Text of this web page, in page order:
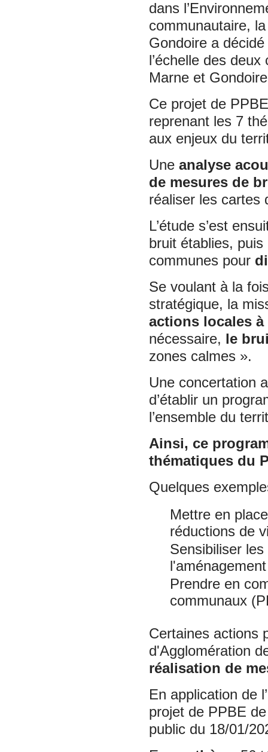
dans
communautaire,
Gondoire a décidé
l’échelle des
Marne et
Ce projet de
reprenant les 7
aux enjeux du
Une analyse
de mesures de
réaliser les cartes
L’étude s’est
bruit établies,
communes pour
Se voulant à la
stratégique, la
actions locales
nécessaire, le
zones calmes ».
Une concertation
d’établir un
l’ensemble du
Ainsi, ce
thématiques du
Quelques
Mettre en
réductions de
Sensibiliser
l'aménagement
Prendre en
communaux
Certaines actions
d'Agglomération
réalisation de
En application de
projet de PPBE
public du 18/01/